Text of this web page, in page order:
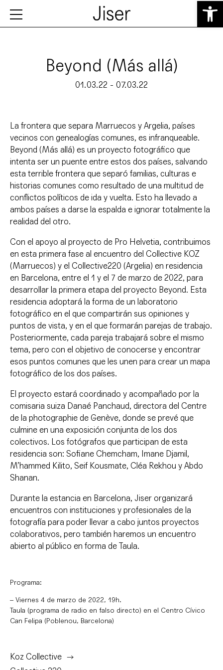
Abrir
Beyond (Más allá)
01.03.22 - 07.03.22
La frontera que separa Marruecos y Argelia, países
vecinos con genealogías comunes, es infranqueable.
Beyond (Más allá) es un proyecto fotográfico que
intenta ser un puente entre estos dos países, salvando
esta terrible frontera que separó familias, culturas e
historias comunes como resultado de una multitud de
conflictos políticos de ida y vuelta. Esto ha llevado a
ambos países a darse la espalda e ignorar totalmente la
realidad del otro.
Con el apoyo al proyecto de Pro Helvetia, contribuimos
en esta primera fase al encuentro del Collective KOZ
(Marruecos) y el Collective220 (Argelia) en residencia
en Barcelona, entre el 1 y el 7 de marzo de 2022, para
desarrollar la primera etapa del proyecto Beyond. Esta
residencia adoptará la forma de un laboratorio
fotográfico en el que compartirán sus opiniones y
puntos de vista, y en el que formarán parejas de trabajo.
Posteriormente, cada pareja trabajará sobre el mismo
tema, pero con el objetivo de conocerse y encontrar
esos puntos comunes que les unen para crear un mapa
fotográfico de los dos países.
El proyecto estará coordinado y acompañado por la
comisaria suiza Danaé Panchaud, directora del Centre
de la photographie de Genève, donde se prevé que
culmine en una exposición conjunta de los dos
colectivos. Los fotógrafos que participan de esta
residencia son: Sofiane Chemcham, Imane Djamil,
M’hammed Kilito, Seif Kousmate, Cléa Rekhou y Abdo
Shanan.
Durante la estancia en Barcelona, Jiser organizará
encuentros con instituciones y profesionales de la
fotografía para poder llevar a cabo juntos proyectos
colaborativos, pero también haremos un encuentro
abierto al público en forma de Taula.
Programa:
– Viernes 4 de marzo de 2022, 19h.
Taula (programa de radio en falso directo) en el Centro Cívico
Can Felipa (Poblenou, Barcelona)
Koz Collective